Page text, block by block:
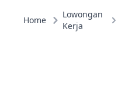
Home
Lowongan
Kerja